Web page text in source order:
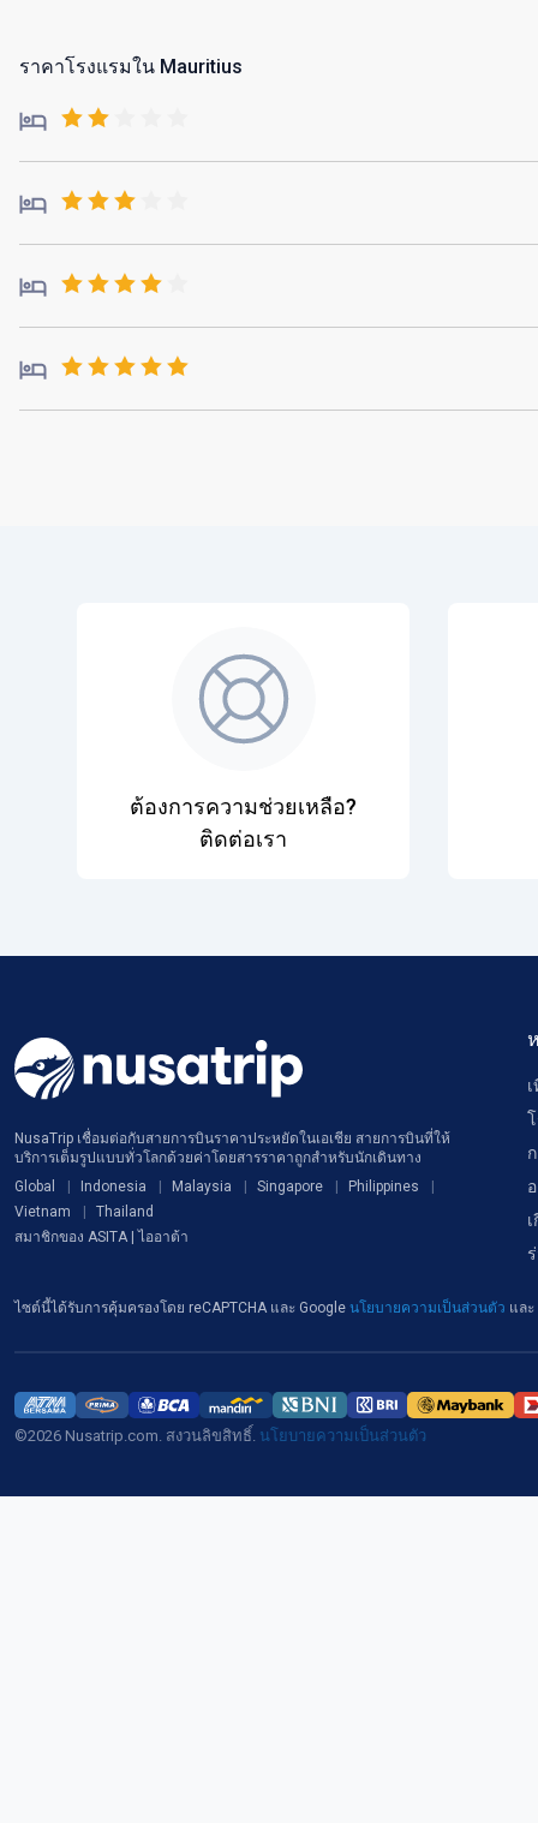
ราคาโรงแรมใน Mauritius
ต้องการความช่วยเหลือ?
ติดต่อเรา
NusaTrip เชื่อมต่อกับสายการบินราคาประหยัดในเอเชีย สายการบินที่ให้
บริการเต็มรูปแบบทั่วโลกด้วยค่าโดยสารราคาถูกสำหรับนักเดินทาง
Global
Indonesia Malaysia Singapore
Philippines
Vietnam
Thailand
สมาชิกของ ASITA | ไออาต้า
ไซต์นี้ได้รับการคุ้มครองโดย reCAPTCHA และ Google นโยบายความเป็นส่วนตัว และ
©2026 Nusatrip.com. สงวนลิขสิทธิ์. นโยบายความเป็นส่วนตัว